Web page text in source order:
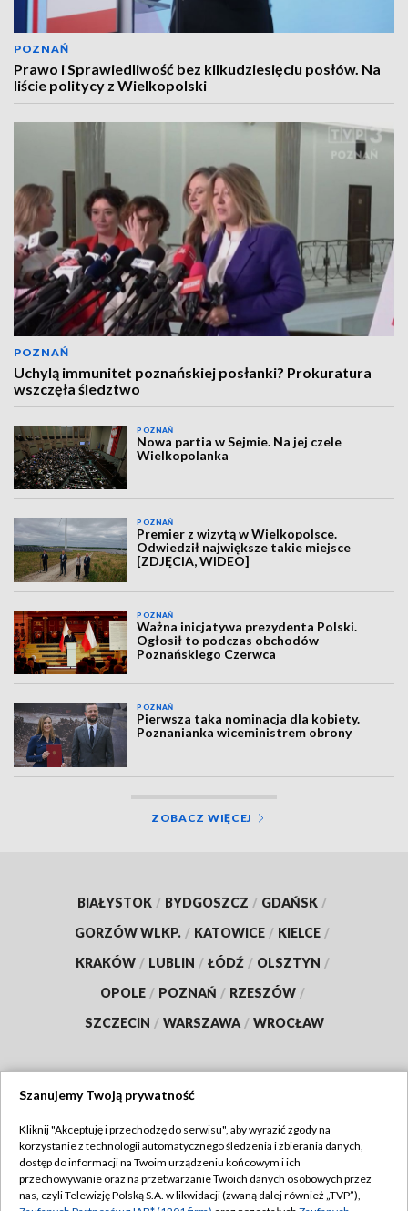
POZNAŃ
Prawo i Sprawiedliwość bez kilkudziesięciu posłów. Na
liście politycy z Wielkopolski
POZNAŃ
Uchylą immunitet poznańskiej posłanki? Prokuratura
wszczęła śledztwo
POZNAŃ
Nowa partia w Sejmie. Na jej czele
Wielkopolanka
POZNAŃ
Premier z wizytą w Wielkopolsce.
Odwiedził największe takie miejsce
[ZDJĘCIA, WIDEO]
POZNAŃ
Ważna inicjatywa prezydenta Polski.
Ogłosił to podczas obchodów
Poznańskiego Czerwca
POZNAŃ
Pierwsza taka nominacja dla kobiety.
Poznanianka wiceministrem obrony
ZOBACZ WIĘCEJ
BIAŁYSTOK / BYDGOSZCZ / GDAŃSK /
GORZÓW WLKP. / KATOWICE / KIELCE /
KRAKÓW / LUBLIN / ŁÓDŹ / OLSZTYN /
OPOLE / POZNAŃ / RZESZÓW /
SZCZECIN / WARSZAWA / WROCŁAW
TVP
Abonament TVP
Regulamin TVP
Szanujemy Twoją prywatność
Kliknij "Akceptuję i przechodzę do serwisu", aby wyrazić zgody na
korzystanie z technologii automatycznego śledzenia i zbierania danych,
dostęp do informacji na Twoim urządzeniu końcowym i ich
przechowywanie oraz na przetwarzanie Twoich danych osobowych przez
nas, czyli Telewizję Polską S.A. w likwidacji (zwaną dalej również „TVP”),